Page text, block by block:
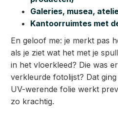
Galeries, musea,
Kantoorruimtes met
En geloof me: je merkt pas
als je ziet wat het met je
in het vloerkleed? Die was
verkleurde fotolijst? Dat
UV-werende folie werkt
zo krachtig.